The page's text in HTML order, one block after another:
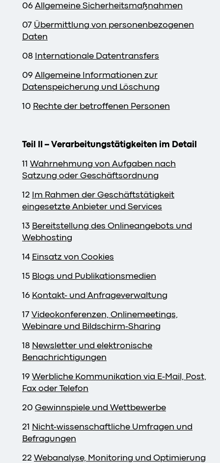
06 Allgemeine Sicherheitsmaßnahmen
07 Übermittlung von personenbezogenen
Daten
08 Internationale Datentransfers
09 Allgemeine Informationen zur
Datenspeicherung und Löschung
10 Rechte der betroffenen Personen
Teil II – Verarbeitungstätigkeiten im Detail
11 Wahrnehmung von Aufgaben nach
Satzung oder Geschäftsordnung
12 Im Rahmen der Geschäftstätigkeit
eingesetzte Anbieter und Services
13 Bereitstellung des Onlineangebots und
Webhosting
14 Einsatz von Cookies
15 Blogs und Publikationsmedien
16 Kontakt- und Anfrageverwaltung
17 Videokonferenzen, Onlinemeetings,
Webinare und Bildschirm-Sharing
18 Newsletter und elektronische
Benachrichtigungen
19 Werbliche Kommunikation via E-Mail, Post,
Fax oder Telefon
20 Gewinnspiele und Wettbewerbe
21 Nicht-wissenschaftliche Umfragen und
Befragungen
22 Webanalyse, Monitoring und Optimierung